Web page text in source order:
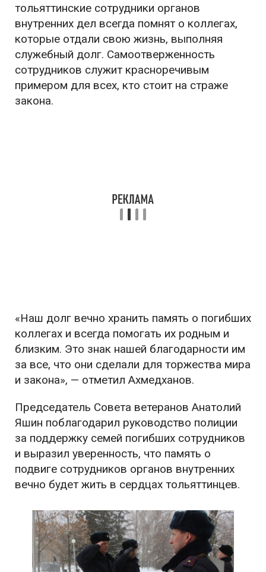
тольяттинские сотрудники органов
внутренних дел всегда помнят о коллегах,
которые отдали свою жизнь, выполняя
служебный долг. Самоотверженность
сотрудников служит красноречивым
примером для всех, кто стоит на страже
закона.
«Наш долг вечно хранить память о погибших
коллегах и всегда помогать их родным и
близким. Это знак нашей благодарности им
за все, что они сделали для торжества мира
и закона», — отметил Ахмедханов.
Председатель Совета ветеранов Анатолий
Яшин поблагодарил руководство полиции
за поддержку семей погибших сотрудников
и выразил уверенность, что память о
подвиге сотрудников органов внутренних
вечно будет жить в сердцах тольяттинцев.